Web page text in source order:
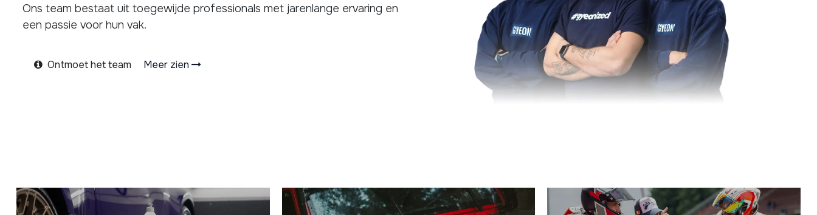
Ons team bestaat uit toegewijde professionals met jarenlange ervaring en
een passie voor hun vak.
Ontmoet het team Meer zien